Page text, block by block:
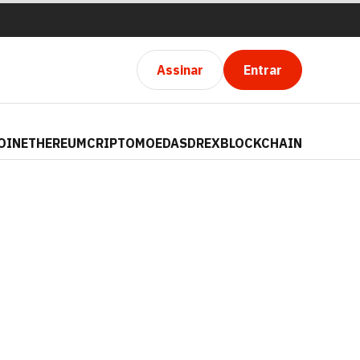
Assinar Entrar
ETHEREUMCRIPTOMOEDASDREXBLOCKCHAIN